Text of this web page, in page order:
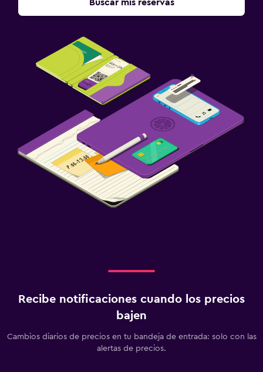
Buscar mis reservas
Recibe notificaciones cuando los precios
bajen
Cambios diarios de precios en tu bandeja de entrada: solo con las
alertas de precios.